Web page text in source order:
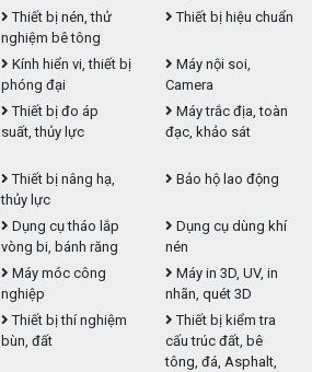
Thiết bị nén, thử
nghiệm bê tông
Thiết bị hiệu chuẩn
Kính hiển vi, thiết bị
phóng đại
Máy nội soi,
Camera
Thiết bị đo áp
suất, thủy lực
Máy trắc địa, toàn
đạc, khảo sát
Thiết bị nâng hạ,
thủy lực
Bảo hộ lao động
Dụng cụ tháo lắp
vòng bi, bánh răng
Dụng cụ dùng khí
nén
Máy móc công
nghiệp
Máy in 3D, UV, in
nhãn, quét 3D
Thiết bị thí nghiệm
bùn, đất
Thiết bị kiểm tra
cấu trúc đất, bê
tông, đá, Asphalt,